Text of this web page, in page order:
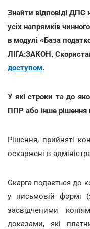
Знайти відповіді ДПС
усіх напрямків
в модулі «База
ЛІГА:ЗАКОН.
доступом.
У які строки та до
ППР або інше рішення
Рішення, прийняті
оскаржені в
Скарга подається до
у письмовій формі
засвідченими
доказами, які